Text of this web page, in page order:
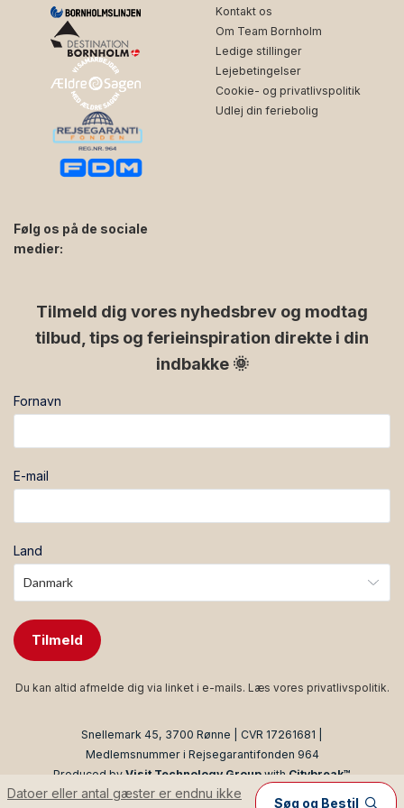
Datoer eller antal gæster er endnu ikke
Søg og Bestil
Følg os på de sociale
medier:
Kontakt os
Om Team Bornholm
Ledige stillinger
Lejebetingelser
Cookie- og privatlivspolitik
Udlej din feriebolig
Tilmeld dig vores nyhedsbrev og modtag
tilbud, tips og ferieinspiration direkte i din
indbakke 🌞
Fornavn
E-mail
Land
Tilmeld
Du kan altid afmelde dig via linket i e-mails. Læs vores privatlivspolitik.
Snellemark 45, 3700 Rønne | CVR 17261681 |
Medlemsnummer i Rejsegarantifonden 964
Produced by Visit Technology Group with Citybreak™
Information & Reservation System